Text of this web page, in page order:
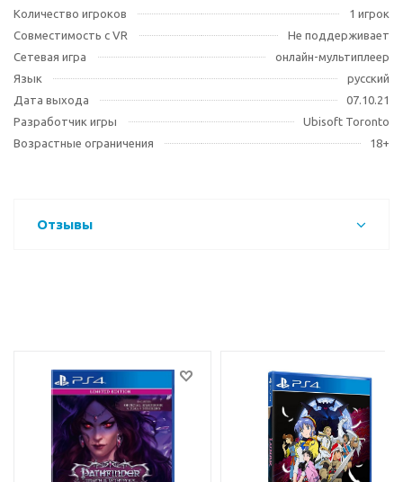
Количество игроков
1 игрок
Совместимость с VR
Не поддерживает
Сетевая игра
онлайн-мультиплеер
Язык
русский
Дата выхода
07.10.21
Разработчик игры
Ubisoft Toronto
Возрастные ограничения
18+
Отзывы